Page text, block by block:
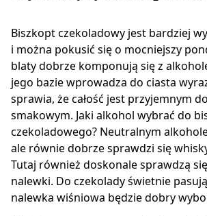
Biszkopt czekoladowy jest bardziej
i można pokusić się o mocniejszy
blaty dobrze komponują się z
jego bazie wprowadza do ciasta
sprawia, że całość jest przyjemnym
smakowym. Jaki alkohol wybrać do
czekoladowego? Neutralnym
ale równie dobrze sprawdzi się
Tutaj również doskonale sprawdzą
nalewki. Do czekolady świetnie
nalewka wiśniowa będzie dobry